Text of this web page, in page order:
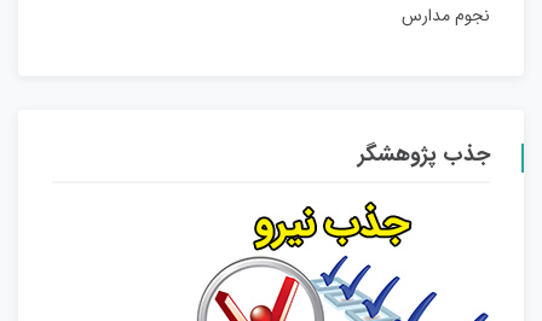
نجوم مدارس
جذب پژوهشگر